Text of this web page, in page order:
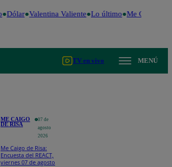
Dólar Valentina Valiente Lo último Me Caigo de
TV en vivo MENÚ
ME CAIGO
DE RISA
07 de
agosto
2026
Me Caigo de Risa:
Encuesta del REACT,
viernes 07 de agosto